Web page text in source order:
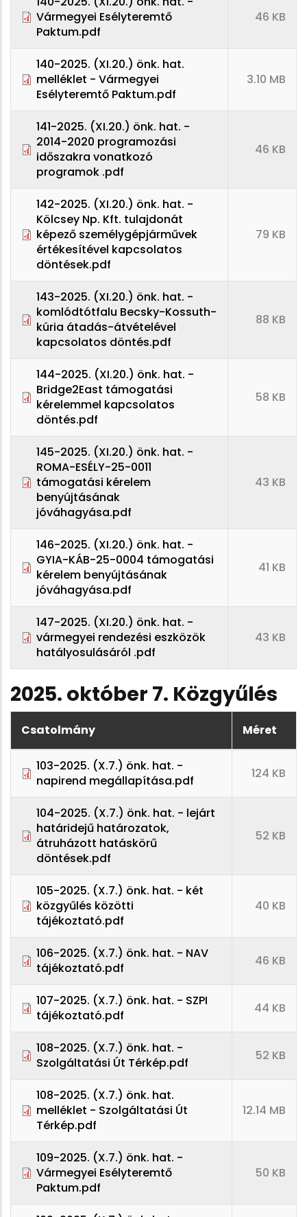
Vármegyei Esélyteremtő
Paktum.pdf
46 KB
140-2025. (XI.20.) önk. hat.
melléklet - Vármegyei
Esélyteremtő Paktum.pdf
3.10 MB
141-2025. (XI.20.) önk. hat. -
2014-2020 programozási
időszakra vonatkozó
programok .pdf
46 KB
142-2025. (XI.20.) önk. hat. -
Kölcsey Np. Kft. tulajdonát
képező személygépjárművek
értékesítével kapcsolatos
döntések.pdf
79 KB
143-2025. (XI.20.) önk. hat. -
komlódtótfalu Becsky-Kossuth-
kúria átadás-átvételével
kapcsolatos döntés.pdf
88 KB
144-2025. (XI.20.) önk. hat. -
Bridge2East támogatási
kérelemmel kapcsolatos
döntés.pdf
58 KB
145-2025. (XI.20.) önk. hat. -
ROMA-ESÉLY-25-0011
támogatási kérelem
benyújtásának
jóváhagyása.pdf
43 KB
146-2025. (XI.20.) önk. hat. -
GYIA-KÁB-25-0004 támogatási
kérelem benyújtásának
jóváhagyása.pdf
41 KB
147-2025. (XI.20.) önk. hat. -
vármegyei rendezési eszközök
hatályosulásáról .pdf
43 KB
2025. október 7. Közgyűlés
Csatolmány Méret
103-2025. (X.7.) önk. hat. -
napirend megállapítása.pdf
124 KB
104-2025. (X.7.) önk. hat. - lejárt
határidejű határozatok,
átruházott hatáskörű
döntések.pdf
52 KB
105-2025. (X.7.) önk. hat. - két
közgyűlés közötti
tájékoztató.pdf
40 KB
106-2025. (X.7.) önk. hat. - NAV
tájékoztató.pdf
46 KB
107-2025. (X.7.) önk. hat. - SZPI
tájékoztató.pdf
44 KB
108-2025. (X.7.) önk. hat. -
Szolgáltatási Út Térkép.pdf
52 KB
108-2025. (X.7.) önk. hat.
melléklet - Szolgáltatási Út
Térkép.pdf
12.14 MB
109-2025. (X.7.) önk. hat. -
Vármegyei Esélyteremtő
Paktum.pdf
50 KB